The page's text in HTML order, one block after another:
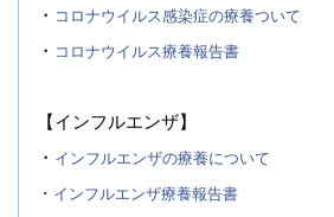
・ コロナウイルス感染症の療養ついて
・ コロナウイルス療養報告書
【インフルエンザ】
・ インフルエンザの療養について
・ インフルエンザ療養報告書